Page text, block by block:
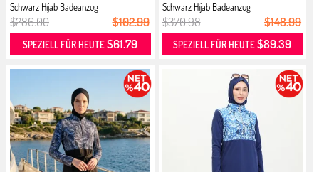
Schwarz Hijab Badeanzug
$286.00 $102.99
SPEZIELL FÜR HEUTE$61.79
Schwarz Hijab Badeanzug
$370.98 $148.99
SPEZIELL FÜR HEUTE$89.39